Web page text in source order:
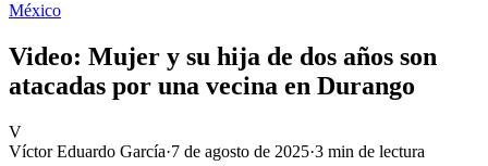
México
Video: Mujer y su hija de dos años son
atacadas por una vecina en Durango
V
Víctor Eduardo García·7 de agosto de 2025·3 min de lectura